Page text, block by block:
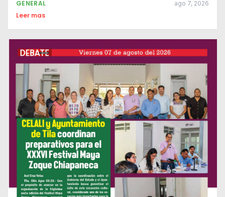
GENERAL ago 7, 2026
Leer mas